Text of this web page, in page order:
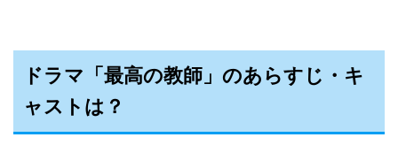
ドラマ「最高の教師」のあらすじ・キ
ャストは？